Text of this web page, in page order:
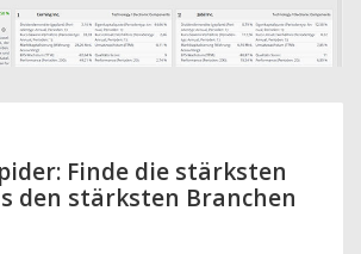
Finde die stärksten
den stärksten Branchen